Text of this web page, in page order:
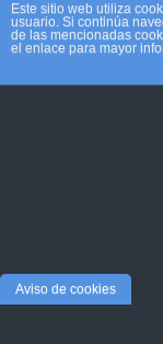
Este sitio web utiliza
usuario. Si continúa
de las mencionadas
el enlace para mayor
Aviso de cookies